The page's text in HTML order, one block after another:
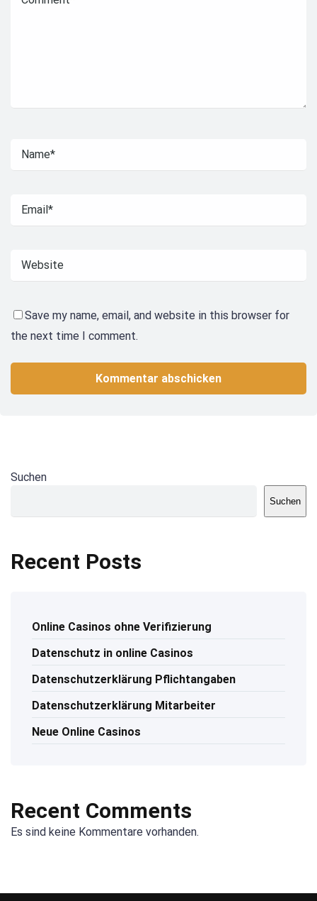
Save my name, email, and website in this browser for
the next time I comment.
Suchen
Suchen
Recent Posts
Online Casinos ohne Verifizierung
Datenschutz in online Casinos
Datenschutzerklärung Pflichtangaben
Datenschutzerklärung Mitarbeiter
Neue Online Casinos
Recent Comments
Es sind keine Kommentare vorhanden.